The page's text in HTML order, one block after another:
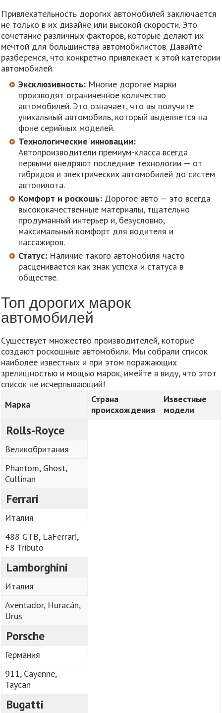
Привлекательность дорогих автомобилей заключается
не только в их дизайне или высокой скорости. Это
сочетание различных факторов, которые делают их
мечтой для большинства автомобилистов. Давайте
разберемся, что конкретно привлекает к этой категории
автомобилей.
Эксклюзивность: Многие дорогие марки
производят ограниченное количество
автомобилей. Это означает, что вы получите
уникальный автомобиль, который выделяется на
фоне серийных моделей.
Технологические инновации:
Автопроизводители премиум-класса всегда
первыми внедряют последние технологии — от
гибридов и электрических автомобилей до систем
автопилота.
Комфорт и роскошь: Дорогое авто — это всегда
высококачественные материалы, тщательно
продуманный интерьер и, безусловно,
максимальный комфорт для водителя и
пассажиров.
Статус: Наличие такого автомобиля часто
расценивается как знак успеха и статуса в
обществе.
Топ дорогих марок
автомобилей
Существует множество производителей, которые
создают роскошные автомобили. Мы собрали список
наиболее известных и при этом поражающих
зрелищностью и мощью марок, имейте в виду, что этот
список не исчерпывающий!
Марка
Страна
происхождения
Известные
модели
Rolls-Royce
Великобритания
Phantom, Ghost,
Cullinan
Ferrari
Италия
488 GTB, LaFerrari,
F8 Tributo
Lamborghini
Италия
Aventador, Huracán,
Urus
Porsche
Германия
911, Cayenne,
Taycan
Bugatti